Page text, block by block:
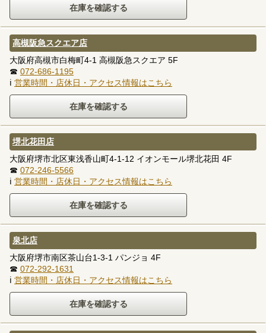
高槻阪急スクエア店
大阪府高槻市白梅町4-1 高槻阪急スクエア 5F
☎ 072-686-1195
ℹ 営業時間・店休日・アクセス情報はこちら
堺北花田店
大阪府堺市北区東浅香山町4-1-12 イオンモール堺北花田 4F
☎ 072-246-5566
ℹ 営業時間・店休日・アクセス情報はこちら
泉北店
大阪府堺市南区茶山台1-3-1 パンジョ 4F
☎ 072-292-1631
ℹ 営業時間・店休日・アクセス情報はこちら